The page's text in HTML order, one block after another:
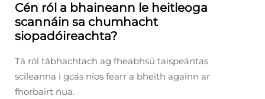
Cén ról a bhaineann le heitleoga
scannáin sa chumhacht
siopadóireachta?
Tá ról tábhachtach ag fheabhsú taispeántas
scileanna i gcás níos fearr a bheith againn ar
fhorbairt nua.